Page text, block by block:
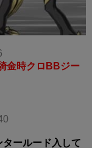
金時クロBBジー
ールード入して